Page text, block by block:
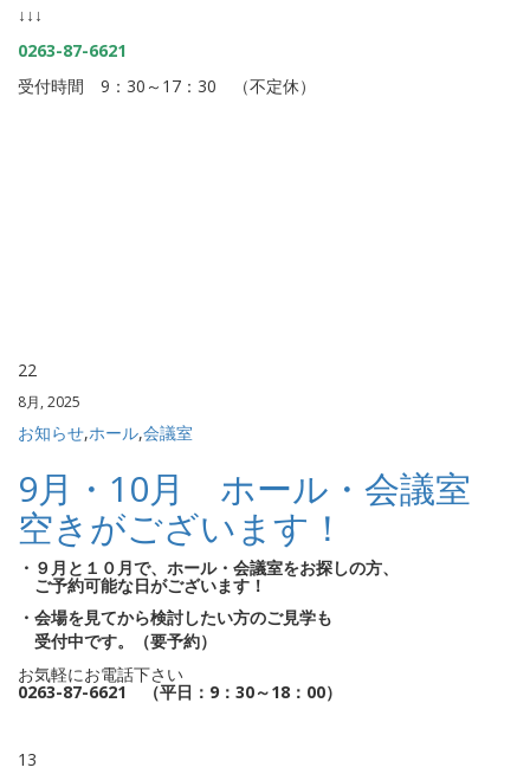
↓↓↓
0263-87-6621
受付時間 9：30～17：30 （不定休）
22
8月, 2025
お知らせ,ホール,会議室
9月・10月 ホール・会議室
空きがございます！
・９月と１０月で、ホール・会議室をお探しの方、
ご予約可能な日がございます！
・会場を見てから検討したい方のご見学も
受付中です。（要予約）
お気軽にお電話下さい
0263-87-6621 （平日：9：30～18：00）
13